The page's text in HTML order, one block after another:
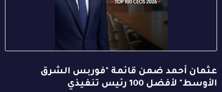
عثمان أحمد ضمن قائمة "فوربس الشرق
الأوسط" لأفضل 100 رئيس تنفيذي